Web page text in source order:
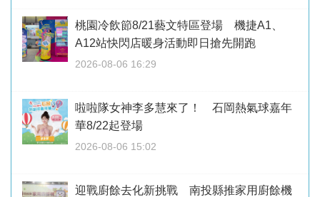
桃園冷飲節8/21藝文特區登場 機捷A1、
A12站快閃店暖身活動即日搶先開跑
2026-08-06 16:29
啦啦隊女神李多慧來了！ 石岡熱氣球嘉年
華8/22起登場
2026-08-06 15:02
迎戰廚餘去化新挑戰 南投縣推家用廚餘機